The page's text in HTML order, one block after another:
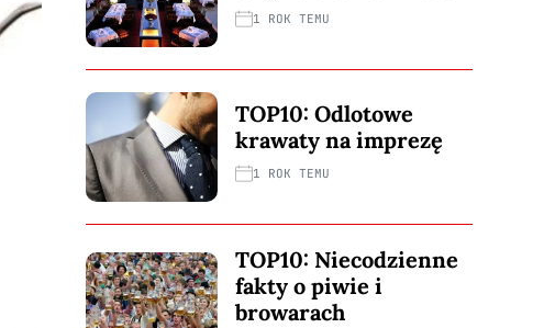
1 ROK TEMU
TOP10: Odlotowe
krawaty na imprezę
1 ROK TEMU
TOP10: Niecodzienne
fakty o piwie i
browarach